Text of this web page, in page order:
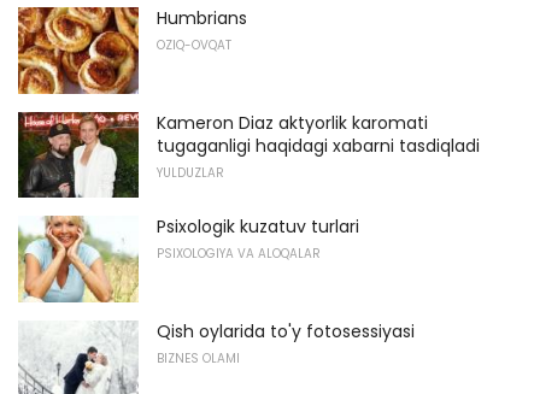
Humbrians
OZIQ-OVQAT
Kameron Diaz aktyorlik karomati
tugaganligi haqidagi xabarni tasdiqladi
YULDUZLAR
Psixologik kuzatuv turlari
PSIXOLOGIYA VA ALOQALAR
Qish oylarida to'y fotosessiyasi
BIZNES OLAMI